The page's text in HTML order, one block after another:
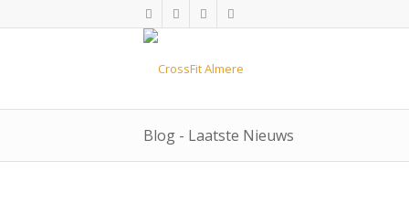
Blog - Laatste Nieuws